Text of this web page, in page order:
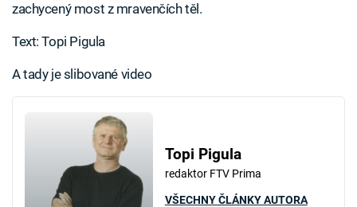
zachycený most z mravenčích těl.
Text: Topi Pigula
A tady je slibované video
Topi Pigula
redaktor FTV Prima
VŠECHNY ČLÁNKY AUTORA